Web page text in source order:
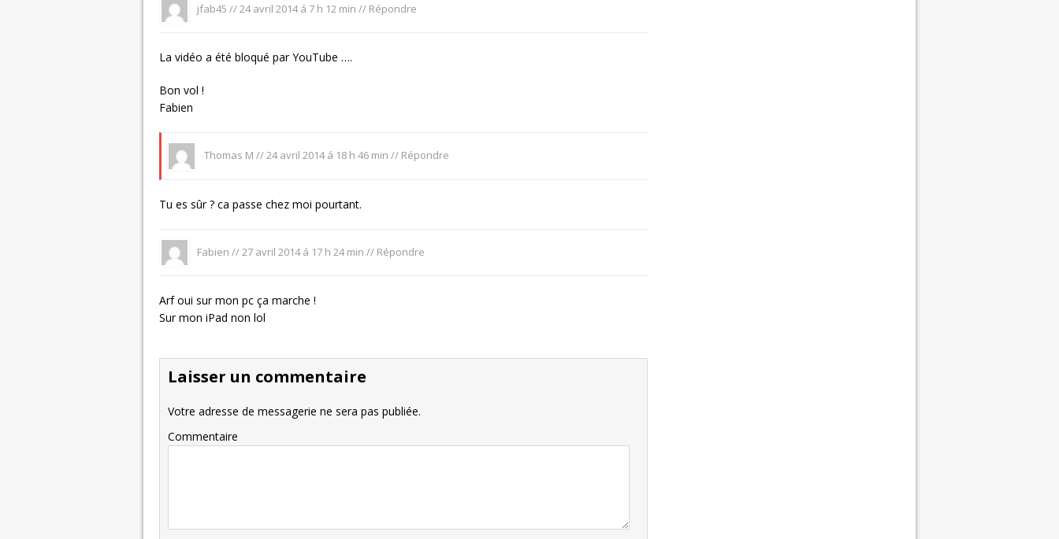
jfab45 // 24 avril 2014 á 7 h 12 min // Répondre
La vidéo a été bloqué par YouTube ….
Bon vol !
Fabien
Thomas M //24 avril 2014 á 18 h 46 min // Répondre
Tu es sûr ? ca passe chez moi pourtant.
Fabien // 27 avril 2014 á 17 h 24 min // Répondre
Arf oui sur mon pc ça marche !
Sur mon iPad non lol
Laisser un commentaire
Votre adresse de messagerie ne sera pas publiée.
Commentaire